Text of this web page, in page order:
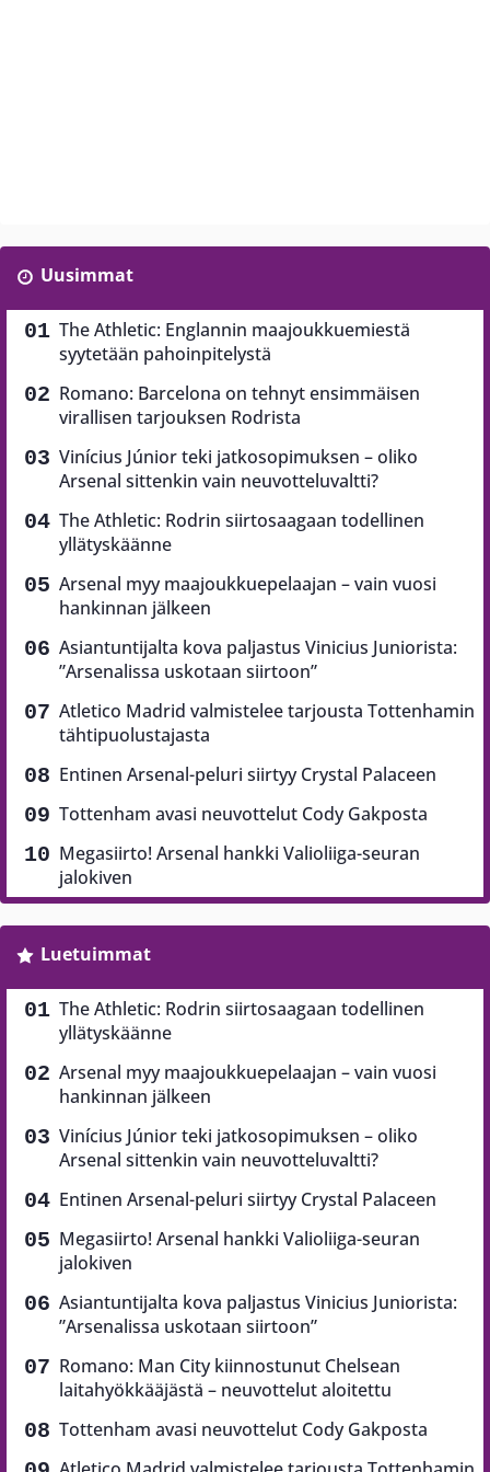
Uusimmat
The Athletic: Englannin maajoukkuemiestä
syytetään pahoinpitelystä
Romano: Barcelona on tehnyt ensimmäisen
virallisen tarjouksen Rodrista
Vinícius Júnior teki jatkosopimuksen – oliko
Arsenal sittenkin vain neuvotteluvaltti?
The Athletic: Rodrin siirtosaagaan todellinen
yllätyskäänne
Arsenal myy maajoukkuepelaajan – vain vuosi
hankinnan jälkeen
Asiantuntijalta kova paljastus Vinicius Juniorista:
”Arsenalissa uskotaan siirtoon”
Atletico Madrid valmistelee tarjousta Tottenhamin
tähtipuolustajasta
Entinen Arsenal-peluri siirtyy Crystal Palaceen
Tottenham avasi neuvottelut Cody Gakposta
Megasiirto! Arsenal hankki Valioliiga-seuran
jalokiven
Luetuimmat
The Athletic: Rodrin siirtosaagaan todellinen
yllätyskäänne
Arsenal myy maajoukkuepelaajan – vain vuosi
hankinnan jälkeen
Vinícius Júnior teki jatkosopimuksen – oliko
Arsenal sittenkin vain neuvotteluvaltti?
Entinen Arsenal-peluri siirtyy Crystal Palaceen
Megasiirto! Arsenal hankki Valioliiga-seuran
jalokiven
Asiantuntijalta kova paljastus Vinicius Juniorista:
”Arsenalissa uskotaan siirtoon”
Romano: Man City kiinnostunut Chelsean
laitahyökkääjästä – neuvottelut aloitettu
Tottenham avasi neuvottelut Cody Gakposta